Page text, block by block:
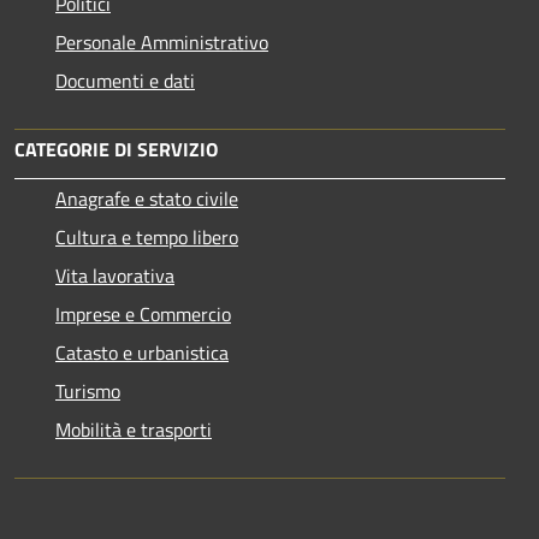
Personale Amministrativo
Documenti e dati
CATEGORIE DI SERVIZIO
Anagrafe e stato civile
Cultura e tempo libero
Vita lavorativa
Imprese e Commercio
Catasto e urbanistica
Turismo
Mobilità e trasporti